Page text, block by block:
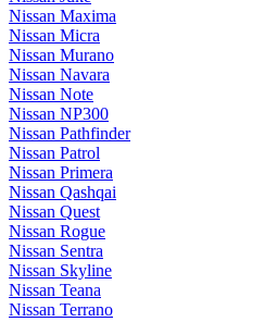
Nissan Maxima
Nissan Micra
Nissan Murano
Nissan Navara
Nissan Note
Nissan NP300
Nissan Pathfinder
Nissan Patrol
Nissan Primera
Nissan Qashqai
Nissan Quest
Nissan Rogue
Nissan Sentra
Nissan Skyline
Nissan Teana
Nissan Terrano